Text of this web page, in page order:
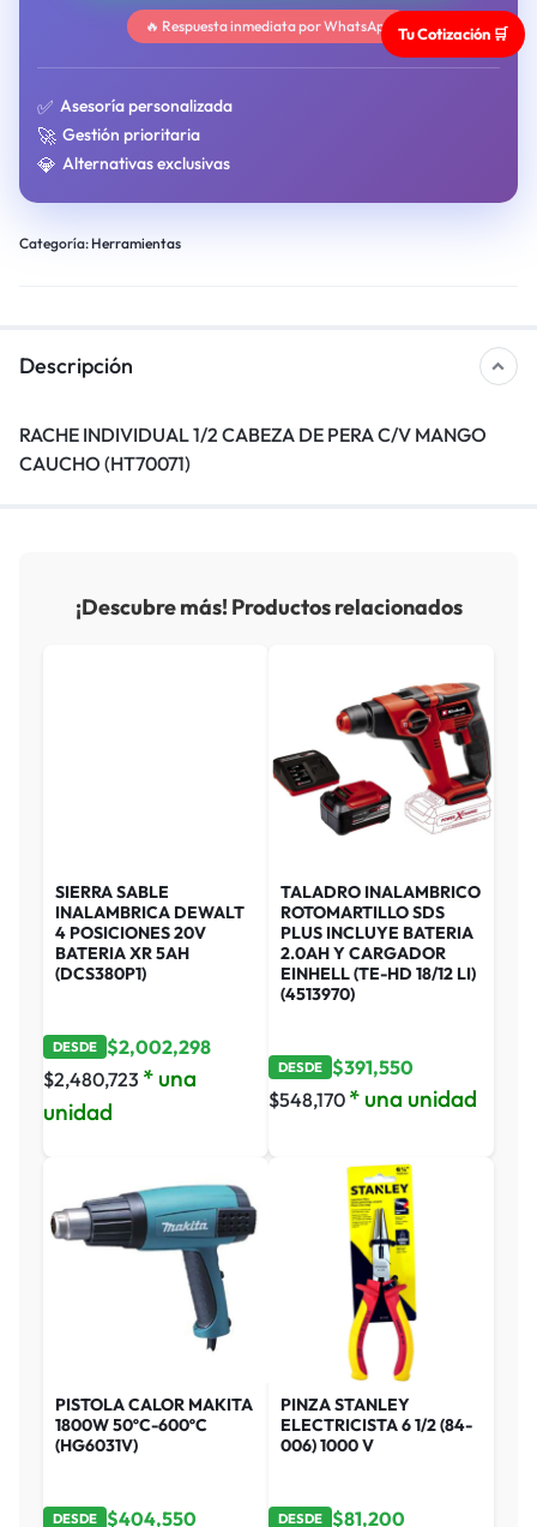
🔥 Respuesta inmediata por WhatsApp
✅ Asesoría personalizada
🚀 Gestión prioritaria
💎 Alternativas exclusivas
Categoría: Herramientas
Descripción
RACHE INDIVIDUAL 1/2 CABEZA DE PERA C/V MANGO
CAUCHO (HT70071)
¡Descubre más! Productos relacionados
SIERRA SABLE
INALAMBRICA DEWALT
4 POSICIONES 20V
BATERIA XR 5AH
(DCS380P1)
DESDE $2,002,298
$2,480,723 * una
unidad
TALADRO INALAMBRICO
ROTOMARTILLO SDS
PLUS INCLUYE BATERIA
2.0AH Y CARGADOR
EINHELL (TE-HD 18/12 LI)
(4513970)
DESDE $391,550
$548,170 * una unidad
PISTOLA CALOR MAKITA
1800W 50ºC-600ºC
(HG6031V)
DESDE $404,550
PINZA STANLEY
ELECTRICISTA 6 1/2 (84-
006) 1000 V
DESDE $81,200
Tu Cotización 🛒